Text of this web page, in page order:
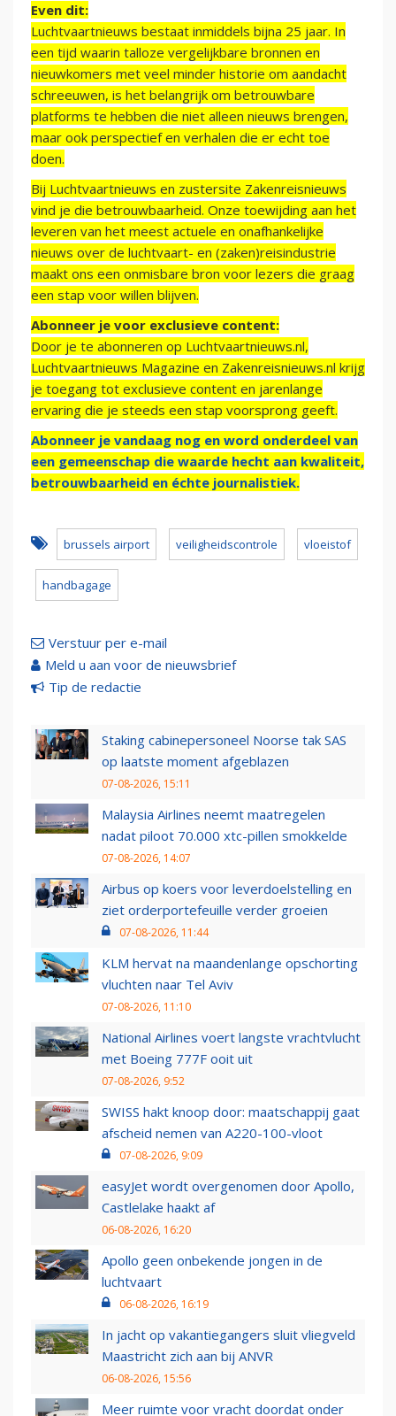
Even dit:
Luchtvaartnieuws bestaat inmiddels bijna 25 jaar. In
een tijd waarin talloze vergelijkbare bronnen en
nieuwkomers met veel minder historie om aandacht
schreeuwen, is het belangrijk om betrouwbare
platforms te hebben die niet alleen nieuws brengen,
maar ook perspectief en verhalen die er echt toe
doen.
Bij Luchtvaartnieuws en zustersite Zakenreisnieuws
vind je die betrouwbaarheid. Onze toewijding aan het
leveren van het meest actuele en onafhankelijke
nieuws over de luchtvaart- en (zaken)reisindustrie
maakt ons een onmisbare bron voor lezers die graag
een stap voor willen blijven.
Abonneer je voor exclusieve content:
Door je te abonneren op Luchtvaartnieuws.nl,
Luchtvaartnieuws Magazine en Zakenreisnieuws.nl krijg
je toegang tot exclusieve content en jarenlange
ervaring die je steeds een stap voorsprong geeft.
Abonneer je vandaag nog en word onderdeel van
een gemeenschap die waarde hecht aan kwaliteit,
betrouwbaarheid en échte journalistiek.
brussels airport veiligheidscontrole vloeistof
handbagage
Verstuur per e-mail
Meld u aan voor de nieuwsbrief
Tip de redactie
Staking cabinepersoneel Noorse tak SAS
op laatste moment afgeblazen
07-08-2026, 15:11
Malaysia Airlines neemt maatregelen
nadat piloot 70.000 xtc-pillen smokkelde
07-08-2026, 14:07
Airbus op koers voor leverdoelstelling en
ziet orderportefeuille verder groeien
07-08-2026, 11:44
KLM hervat na maandenlange opschorting
vluchten naar Tel Aviv
07-08-2026, 11:10
National Airlines voert langste vrachtvlucht
met Boeing 777F ooit uit
07-08-2026, 9:52
SWISS hakt knoop door: maatschappij gaat
afscheid nemen van A220-100-vloot
07-08-2026, 9:09
easyJet wordt overgenomen door Apollo,
Castlelake haakt af
06-08-2026, 16:20
Apollo geen onbekende jongen in de
luchtvaart
06-08-2026, 16:19
In jacht op vakantiegangers sluit vliegveld
Maastricht zich aan bij ANVR
06-08-2026, 15:56
Meer ruimte voor vracht doordat onder